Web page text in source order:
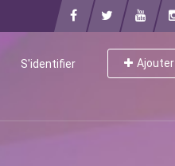
S'identifier
Ajouter